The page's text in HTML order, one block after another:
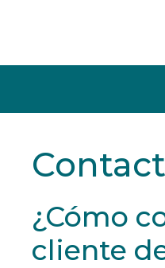
¿Cómo
cliente